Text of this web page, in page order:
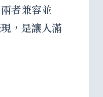
者兼容並
，是讓人滿